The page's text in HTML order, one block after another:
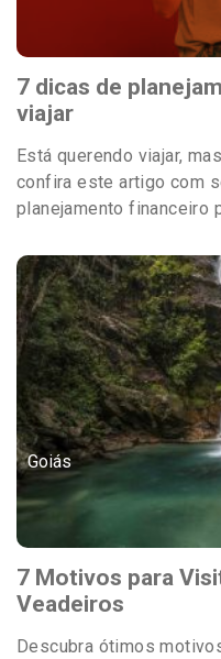
7 dicas de
viajar
Está querendo viajar,
confira este artigo com
planejamento financeiro
Goiás
7 Motivos para
Veadeiros
Descubra ótimos